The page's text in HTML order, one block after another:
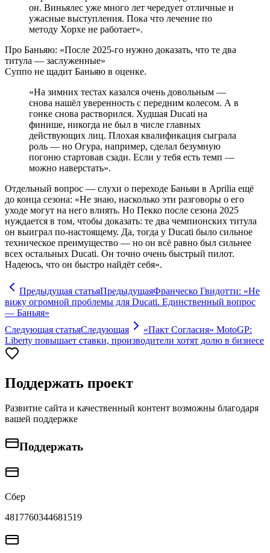
он. Виньялес уже много лет чередует отличные и
ужасные выступления. Пока что лечение по
методу Хорхе не работает».
Про Баньяю: «После 2025-го нужно доказать, что те два
титула — заслуженные»
Суппо не щадит Баньяю в оценке.
«На зимних тестах казался очень довольным —
снова нашёл уверенность с передним колесом. А в
гонке снова растворился. Худшая Ducati на
финише, никогда не был в числе главных
действующих лиц. Плохая квалификация сыграла
роль — но Огура, например, сделал безумную
погоню стартовав сзади. Если у тебя есть темп —
можно наверстать».
Отдельный вопрос — слухи о переходе Баньяи в Aprilia ещё
до конца сезона: «Не знаю, насколько эти разговоры о его
уходе могут на него влиять. Но Пекко после сезона 2025
нуждается в том, чтобы доказать: те два чемпионских титула
он выиграл по-настоящему. Да, тогда у Ducati было сильное
техническое преимущество — но он всё равно был сильнее
всех остальных Ducati. Он точно очень быстрый пилот.
Надеюсь, что он быстро найдёт себя».
Предыдущая статьяПредыдущаяФранческо Гвидотти: «Не
вижу огромной проблемы для Ducati. Единственный вопрос
— Баньяя»
Следующая статьяСледующая
«Пакт Согласия» MotoGP:
Liberty повышает ставки, производители хотят долю в бизнесе
Поддержать проект
Развитие сайта и качественный контент возможны благодаря
вашей поддержке
Поддержать
Сбер
4817760344681519